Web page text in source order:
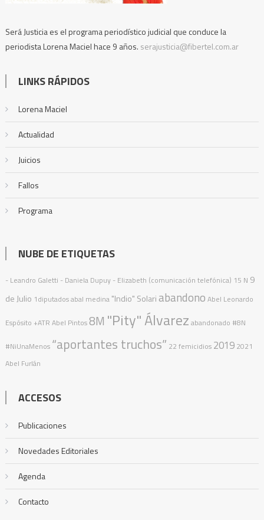
Será Justicia es el programa periodístico judicial que conduce la
periodista Lorena Maciel hace 9 años. serajusticia@fibertel.com.ar
LINKS RÁPIDOS
Lorena Maciel
Actualidad
Juicios
Fallos
Programa
NUBE DE ETIQUETAS
- Leandro Galetti - Daniela Dupuy - Elizabeth (comunicación telefónica) 15 N 9
de Julio 1diputadosabal medina "Indio" Solariabandono Abel Leonardo
Espósito +ATR Abel Pintos8M "Pity" Álvarez abandonado #8N
#NiUnaMenos “aportantes truchos” 22 femicidios 2019 2021
Abel Furlán
ACCESOS
Publicaciones
Novedades Editoriales
Agenda
Contacto